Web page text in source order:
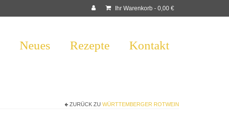
Ihr Warenkorb - 0,00 €
Neues Rezepte Kontakt
ZURÜCK ZU WÜRTTEMBERGER ROTWEIN